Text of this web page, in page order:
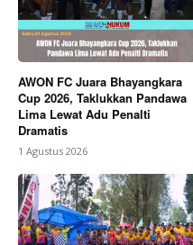
AWON FC Juara Bhayangkara
Cup 2026, Taklukkan Pandawa
Lima Lewat Adu Penalti
Dramatis
1 Agustus 2026